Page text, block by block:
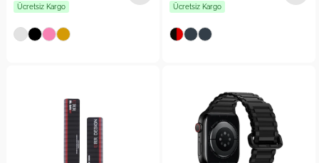
Ücretsiz Kargo Ücretsiz Kargo